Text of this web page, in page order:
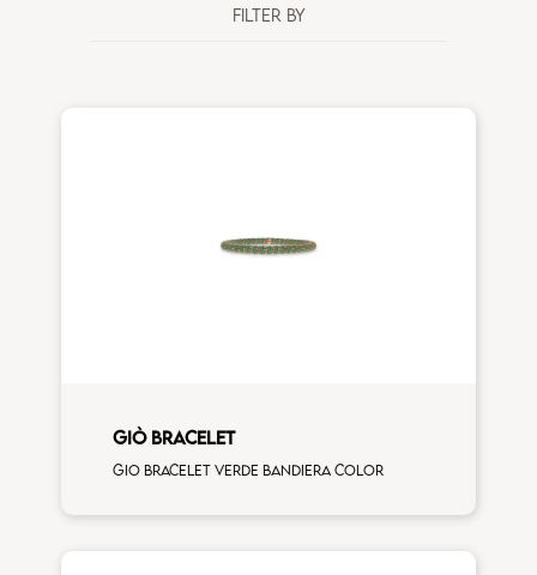
FILTER BY
GIÒ BRACELET
Gio bracelet verde bandiera color